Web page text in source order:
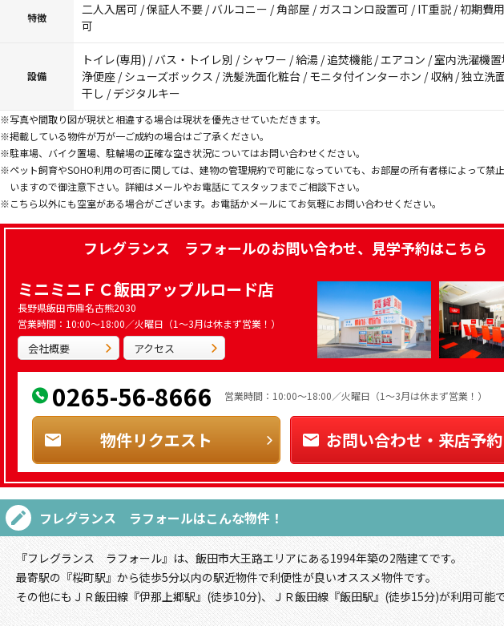
特徴
二人入居可 / 保証人不要 / バルコニー / 角部屋 / ガスコンロ設置可 / IT重説 / 初期費
可
設備
トイレ(専用) / バス・トイレ別 / シャワー / 給湯 / 追焚機能 / エアコン / 室内洗濯機
浄便座 / シューズボックス / 洗髪洗面化粧台 / モニタ付インターホン / 収納 / 独立洗
干し / デジタルキー
※写真や間取り図が現状と相違する場合は現状を優先させていただきます。
※掲載している物件が万が一ご成約の場合はご了承ください。
※駐車場、バイク置場、駐輪場の正確な空き状況についてはお問い合わせください。
※ペット飼育やSOHO利用の可否に関しては、建物の管理規約で可能になっていても、お部屋の所有者様によって禁
いますので御注意下さい。詳細はメールやお電話にてスタッフまでご相談下さい。
※こちら以外にも空室がある場合がございます。お電話かメールにてお気軽にお問い合わせください。
フレグランス ラフォールのお問い合わせ、見学予約はこちら
ミニミニＦＣ飯田アップルロード店
長野県飯田市鼎名古熊2030
営業時間：10:00～18:00／火曜日（1～3月は休まず営業！）
会社概要 アクセス
0265-56-8666 営業時間：10:00～18:00／火曜日（1～3月は休まず営業！）
物件リクエスト お問い合わせ・来店予約
フレグランス ラフォールはこんな物件！
『フレグランス ラフォール』は、飯田市大王路エリアにある1994年築の2階建てです。
最寄駅の『桜町駅』から徒歩5分以内の駅近物件で利便性が良いオススメ物件です。
その他にもＪＲ飯田線『伊那上郷駅』(徒歩10分)、ＪＲ飯田線『飯田駅』(徒歩15分)が利用可能で